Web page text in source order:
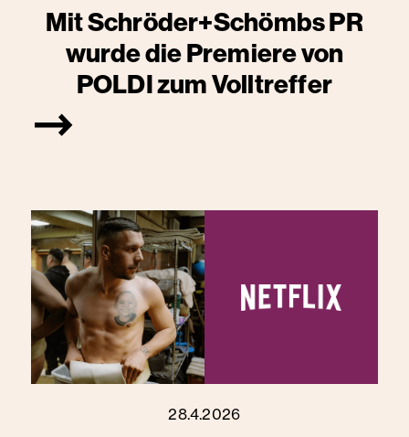
Mit Schröder+Schömbs PR
wurde die Premiere von
POLDI zum Volltreffer
28.4.2026